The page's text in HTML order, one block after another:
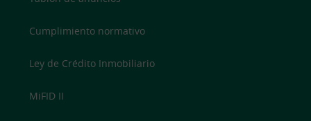
Cumplimiento normativo
Ley de Crédito Inmobiliario
MiFID II